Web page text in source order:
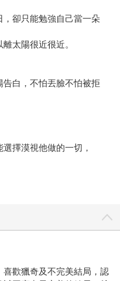
卻只能勉強自己當一朵
太陽很近很近。
白，不怕丟臉不怕被拒
擇漠視他做的一切，
歡獵奇及不完美結局，認